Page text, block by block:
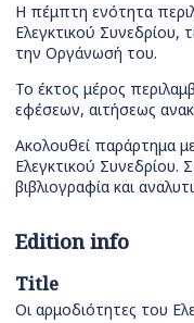
Η πέμπτη ενότητα
Ελεγκτικού Συνεδρίου,
την Οργάνωσή του.
Το έκτος μέρος
εφέσεων, αιτήσεως
Ακολουθεί παράρτημα
Ελεγκτικού Συνεδρίου.
βιβλιογραφία και
Edition info
Title
Οι αρμοδιότητες του